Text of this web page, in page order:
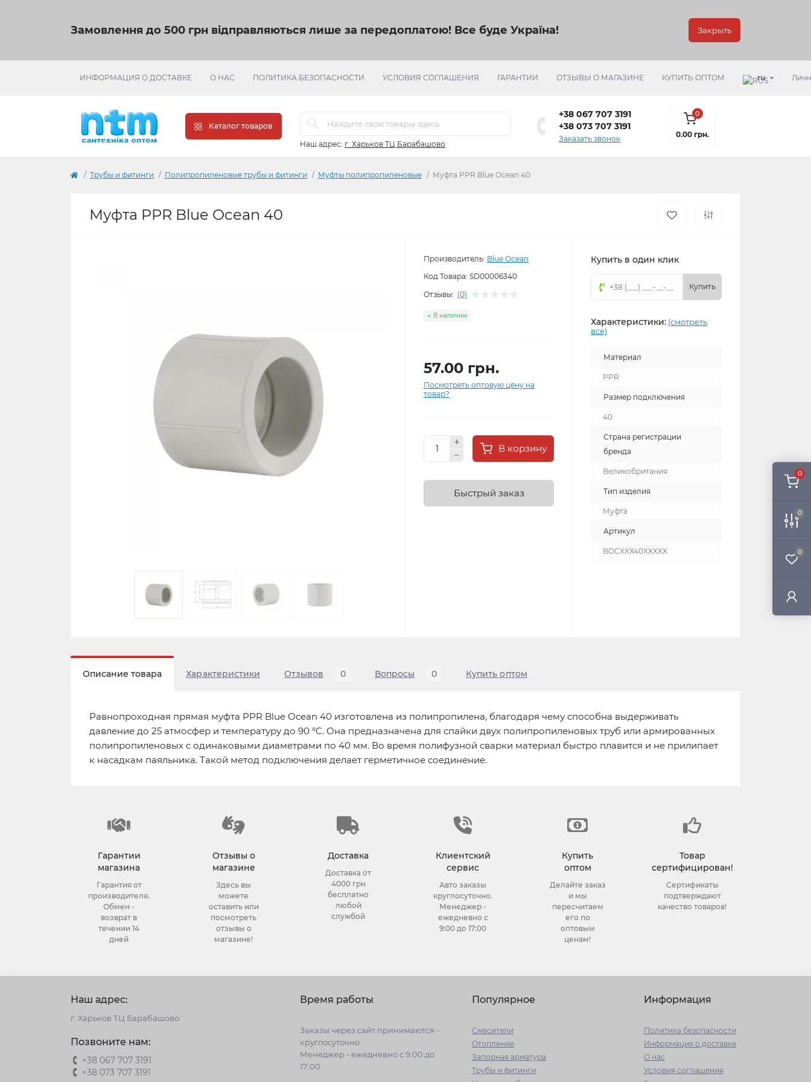
0
0
0
Замовлення до 500 грн відправляються лише за передоплатою! Все буде Україна! Закрыть
ИНФОРМАЦИЯ О ДОСТАВКЕ О НАС ПОЛИТИКА БЕЗОПАСНОСТИ УСЛОВИЯ СОГЛАШЕНИЯ ГАРАНТИИ ОТЗЫВЫ О МАГАЗИНЕ КУПИТЬ ОПТОМ ru
Каталог товаров
Наш адрес: г. Харьков ТЦ Барабашово
+38 067 707 3191
+38 073 707 3191
Заказать звонок
0
0.00 грн.
Трубы и фитинги Полипропиленовые трубы и фитинги Муфты полипропиленовые Муфта PPR Blue Ocean 40
Муфта PPR Blue Ocean 40
Производитель: Blue Ocean
Код Товара: SD00006340
Отзывы: (0)
В наличии
57.00 грн.
Посмотреть оптовую цену на
товар?
В корзину
Быстрый заказ
Купить в один клик
Купить
Характеристики: (смотреть
все)
Материал
PPR
Размер подключения
40
Страна регистрации
бренда
Великобритания
Тип изделия
Муфта
Артикул
BOCXXX40XXXXX
Описание товара Характеристики Отзывов 0 Вопросы 0 Купить оптом
Равнопроходная прямая муфта PPR Blue Ocean 40 изготовлена из полипропилена, благодаря чему способна выдерживать
давление до 25 атмосфер и температуру до 90 °C. Она предназначена для спайки двух полипропиленовых труб или армированных
полипропиленовых с одинаковыми диаметрами по 40 мм. Во время полифузной сварки материал быстро плавится и не прилипает
к насадкам паяльника. Такой метод подключения делает герметичное соединение.
Гарантии
магазина
Гарантия от
производителя.
Обмен -
возврат в
течении 14
дней
Отзывы о
магазине
Здесь вы
можете
оставить или
посмотреть
отзывы о
магазине!
Доставка
Доставка от
4000 грн
бесплатно
любой
службой
Клиентский
сервис
Авто заказы
круглосуточно.
Менеджер -
ежедневно с
9:00 до 17:00
Купить
оптом
Делайте заказ
и мы
пересчитаем
его по
оптовым
ценам!
Товар
сертифицирован!
Сертификаты
подтверждают
качество товаров!
Наш адрес:
г. Харьков ТЦ Барабашово
Позвоните нам:
+38 067 707 3191
+38 073 707 3191
Время работы
Заказы через сайт принимаются -
круглосуточно
Менеджер - ежедневно с 9:00 до
17:00
Популярное
Cмесители
Отопление
Запорная арматура
Трубы и фитинги
Информация
Политика безопасности
Информация о доставке
О нас
Условия соглашения